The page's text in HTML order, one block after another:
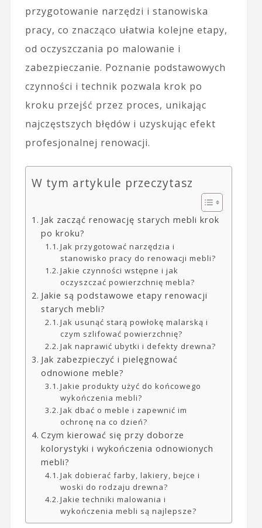
przygotowanie narzędzi i stanowiska
pracy, co znacząco ułatwia kolejne etapy,
od oczyszczania po malowanie i
zabezpieczanie. Poznanie podstawowych
czynności i technik pozwala krok po
kroku przejść przez proces, unikając
najczęstszych błędów i uzyskując efekt
profesjonalnej renowacji.
W tym artykule przeczytasz
Jak zacząć renowację starych mebli krok
po kroku?
Jak przygotować narzędzia i
stanowisko pracy do renowacji mebli?
Jakie czynności wstępne i jak
oczyszczać powierzchnię mebla?
Jakie są podstawowe etapy renowacji
starych mebli?
Jak usunąć starą powłokę malarską i
czym szlifować powierzchnię?
Jak naprawić ubytki i defekty drewna?
Jak zabezpieczyć i pielęgnować
odnowione meble?
Jakie produkty użyć do końcowego
wykończenia mebli?
Jak dbać o meble i zapewnić im
ochronę na co dzień?
Czym kierować się przy doborze
kolorystyki i wykończenia odnowionych
mebli?
Jak dobierać farby, lakiery, bejce i
woski do rodzaju drewna?
Jakie techniki malowania i
wykończenia mebli są najlepsze?